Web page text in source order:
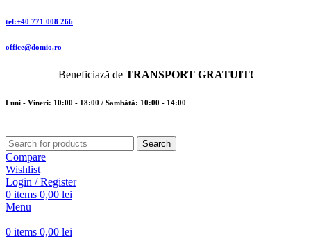
tel:+40 771 008 266
office@domio.ro
Beneficiază de TRANSPORT GRATUIT!
Luni - Vineri: 10:00 - 18:00 / Sambătă: 10:00 - 14:00
Search
Compare
Wishlist
Login / Register
0 items 0,00 lei
Menu
0 items 0,00 lei